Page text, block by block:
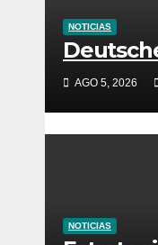
NOTICIAS
AGO 5, 2026
NOTICIAS